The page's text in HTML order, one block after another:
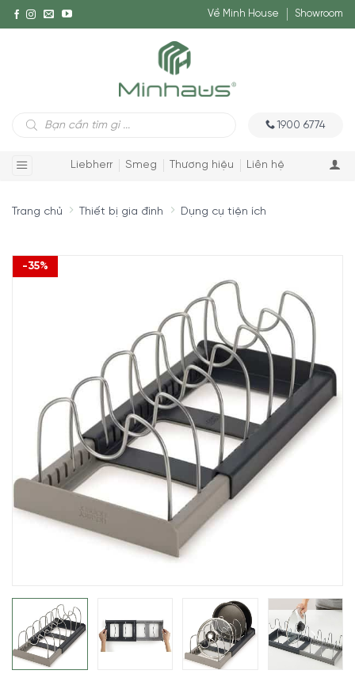
Về Minh House Showroom
Tìm
kiếm
1900 6774
Liebherr Smeg Thương hiệu Liên hệ
Trang chủ Thiết bị gia đình Dụng cụ tiện ích
-35%